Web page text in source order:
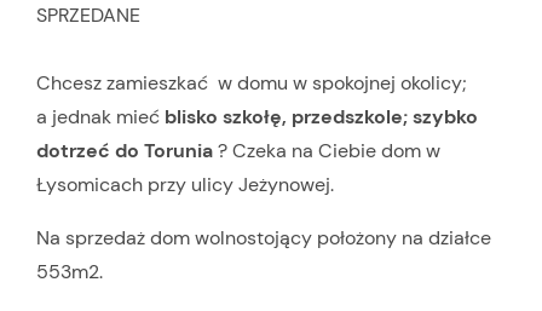
SPRZEDANE
Chcesz zamieszkać w domu w spokojnej okolicy;
a jednak mieć blisko szkołę, przedszkole; szybko
dotrzeć do Torunia? Czeka na Ciebie dom w
Łysomicach przy ulicy Jeżynowej.
Na sprzedaż dom wolnostojący położony na działce
553m2.